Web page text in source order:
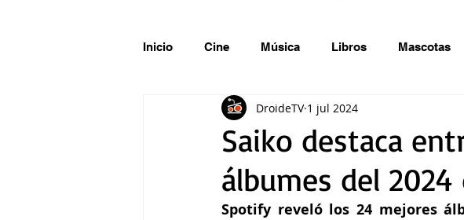
Inicio Cine Música Libros Mascotas
Comparte tu talento Relatos originales
Gastronomía Tecnología
Saiko destaca
álbumes del
DroideTV 1 jul 2024
Spotify reveló los 24 mejores